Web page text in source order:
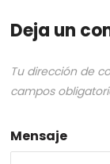
Deja un
Tu dirección de
campos
Mensaje